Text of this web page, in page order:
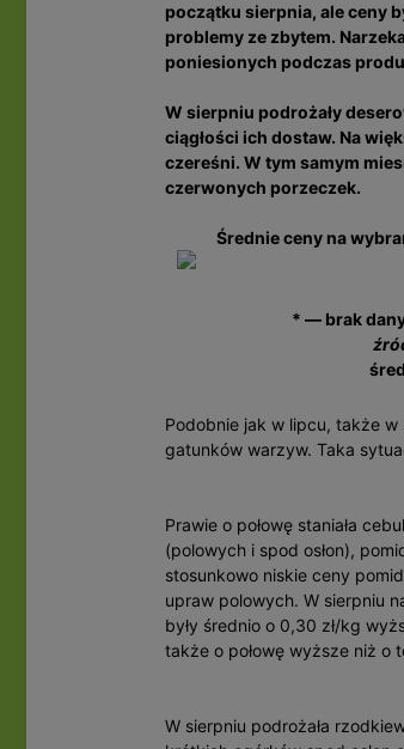
początku sierpnia, ale ceny
problemy ze zbytem.
poniesionych podczas
W sierpniu podrożały
ciągłości ich dostaw. Na
czereśni. W tym samym
czerwonych porzeczek.
Średnie ceny na
* — brak
Podobnie jak w lipcu, także
gatunków warzyw. Taka
Prawie o połowę staniała
(polowych i spod osłon),
stosunkowo niskie ceny
upraw polowych. W sierpniu
były średnio o 0,30 zł/kg
także o połowę wyższe niż o
W sierpniu podrożała